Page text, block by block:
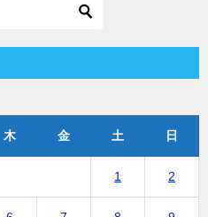
木 金 土 日
1 2